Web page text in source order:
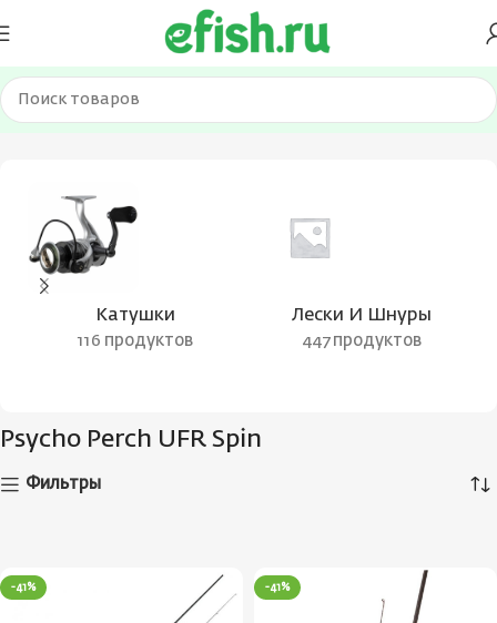
Главная Товары с меткой “Psycho Perch UFR Spin”
Катушки
116 продуктов
Лески И Шнуры
447 продуктов
Psycho Perch UFR Spin
Фильтры
-41% -41%